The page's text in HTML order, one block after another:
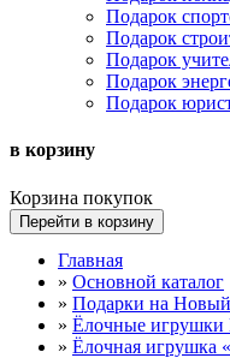
Подарок
Подарок
Подарок
Подарок
Подарок
в корзину
Корзина покупок
Перейти в корзину
Главная
» Основной каталог
» Подарки на
» Ёлочные игрушки
» Ёлочная игрушка